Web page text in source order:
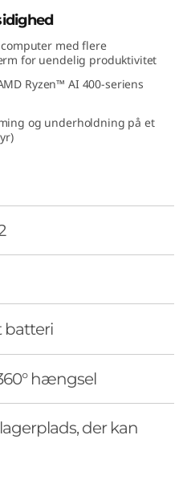
med flere
for uendelig produktivitet
Ryzen™ AI 400-seriens
og underholdning på et
batteri
hængsel
der kan